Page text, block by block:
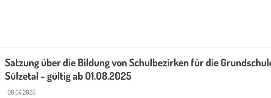
Satzung über die Bildung von Schulbezirken für die
Sülzetal - gültig ab 01.08.2025
08.04.2025